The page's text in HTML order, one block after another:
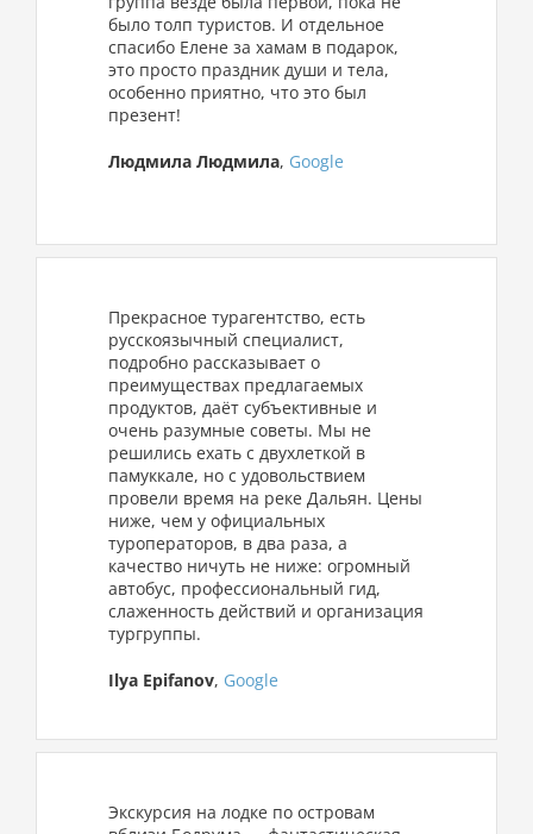
было толп туристов. И отдельное
спасибо Елене за хамам в подарок,
это просто праздник души и тела,
особенно приятно, что это был
презент!
Людмила Людмила, Google
Прекрасное турагентство, есть
русскоязычный специалист,
подробно рассказывает о
преимуществах предлагаемых
продуктов, даёт субъективные и
очень разумные советы. Мы не
решились ехать с двухлеткой в
памуккале, но с удовольствием
провели время на реке Дальян. Цены
ниже, чем у официальных
туроператоров, в два раза, а
качество ничуть не ниже: огромный
автобус, профессиональный гид,
слаженность действий и организация
тургруппы.
Ilya Epifanov, Google
Экскурсия на лодке по островам